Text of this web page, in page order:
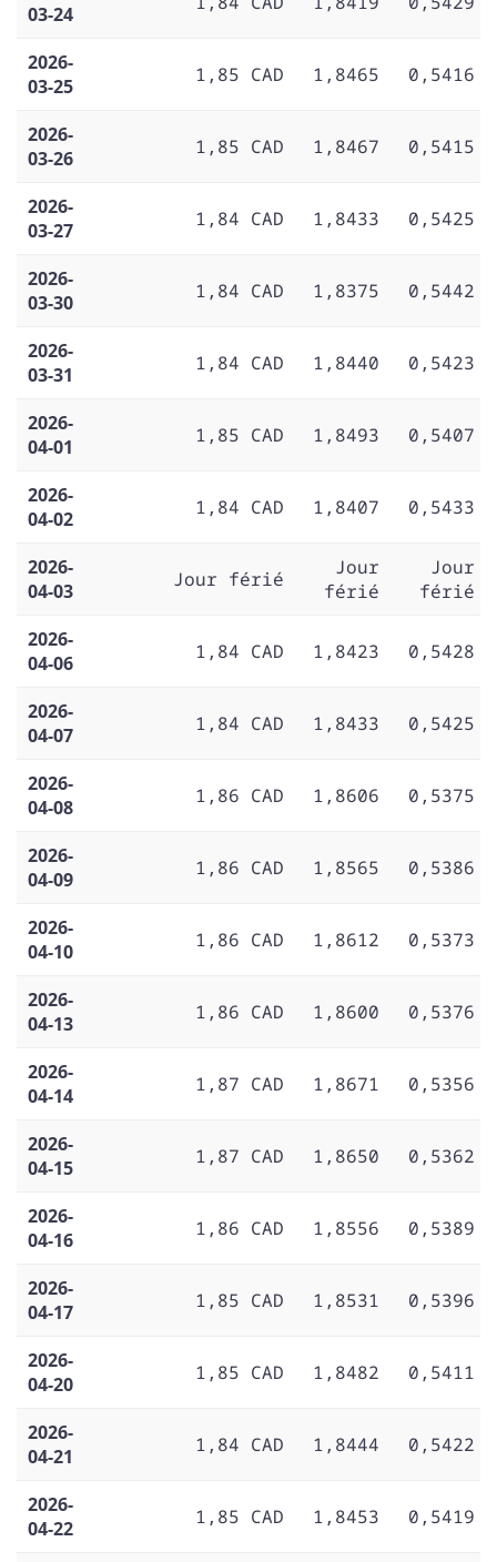
03-24
2026-
03-25
1,85 CAD 1,8465 0,5416
2026-
03-26
1,85 CAD 1,8467 0,5415
2026-
03-27
1,84 CAD 1,8433 0,5425
2026-
03-30
1,84 CAD 1,8375 0,5442
2026-
03-31
1,84 CAD 1,8440 0,5423
2026-
04-01
1,85 CAD 1,8493 0,5407
2026-
04-02
1,84 CAD 1,8407 0,5433
2026-
04-03
Jour férié
Jour
férié
Jour
férié
2026-
04-06
1,84 CAD 1,8423 0,5428
2026-
04-07
1,84 CAD 1,8433 0,5425
2026-
04-08
1,86 CAD 1,8606 0,5375
2026-
04-09
1,86 CAD 1,8565 0,5386
2026-
04-10
1,86 CAD 1,8612 0,5373
2026-
04-13
1,86 CAD 1,8600 0,5376
2026-
04-14
1,87 CAD 1,8671 0,5356
2026-
04-15
1,87 CAD 1,8650 0,5362
2026-
04-16
1,86 CAD 1,8556 0,5389
2026-
04-17
1,85 CAD 1,8531 0,5396
2026-
04-20
1,85 CAD 1,8482 0,5411
2026-
04-21
1,84 CAD 1,8444 0,5422
2026-
04-22
1,85 CAD 1,8453 0,5419